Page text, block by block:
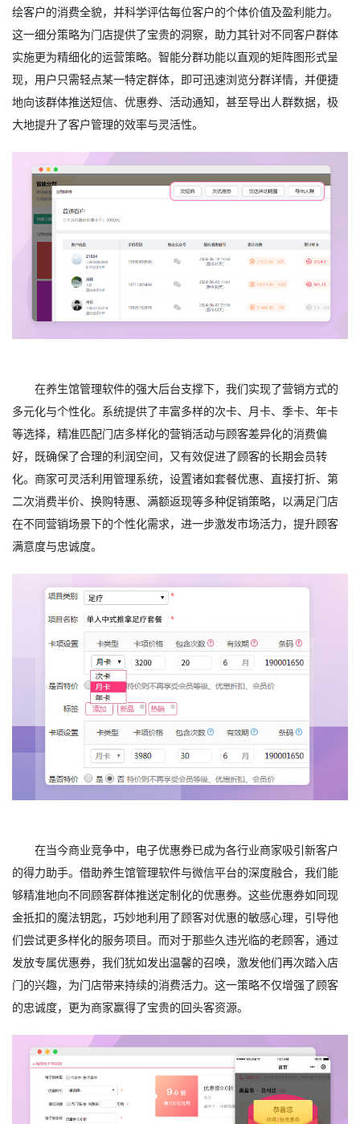
绘客户的消费全貌，并科学评估每位客户的个体价值及盈利能力。
这一细分策略为门店提供了宝贵的洞察，助力其针对不同客户群体
实施更为精细化的运营策略。智能分群功能以直观的矩阵图形式呈
现，用户只需轻点某一特定群体，即可迅速浏览分群详情，并便捷
地向该群体推送短信、优惠券、活动通知，甚至导出人群数据，极
大地提升了客户管理的效率与灵活性。
在养生馆管理软件的强大后台支撑下，我们实现了营销方式的
多元化与个性化。系统提供了丰富多样的次卡、月卡、季卡、年卡
等选择，精准匹配门店多样化的营销活动与顾客差异化的消费偏
好，既确保了合理的利润空间，又有效促进了顾客的长期会员转
化。商家可灵活利用管理系统，设置诸如套餐优惠、直接打折、第
二次消费半价、换购特惠、满额返现等多种促销策略，以满足门店
在不同营销场景下的个性化需求，进一步激发市场活力，提升顾客
满意度与忠诚度。
在当今商业竞争中，电子优惠券已成为各行业商家吸引新客户
的得力助手。借助养生馆管理软件与微信平台的深度融合，我们能
够精准地向不同顾客群体推送定制化的优惠券。这些优惠券如同现
金抵扣的魔法钥匙，巧妙地利用了顾客对优惠的敏感心理，引导他
们尝试更多样化的服务项目。而对于那些久违光临的老顾客，通过
发放专属优惠券，我们犹如发出温馨的召唤，激发他们再次踏入店
门的兴趣，为门店带来持续的消费活力。这一策略不仅增强了顾客
的忠诚度，更为商家赢得了宝贵的回头客资源。